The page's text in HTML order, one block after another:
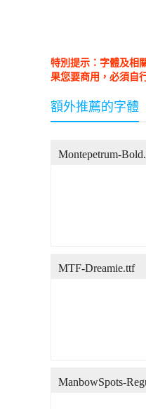
特別提示：字體及相
果您要商用，必須自
額外推薦的字體
Montepetrum-
MTF-Dreamie.ttf
ManbowSpots-